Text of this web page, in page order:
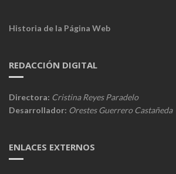
Historia de la Página Web
REDACCIÓN DIGITAL
Directora: Cristina Reyes Paradelo
Desarrollador: Orestes Guerrero Castañeda
ENLACES EXTERNOS